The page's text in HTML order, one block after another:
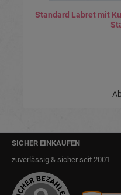
Standard Labret mit
Ab
SICHER EINKAUFEN
zuverlässig & sicher seit 2001